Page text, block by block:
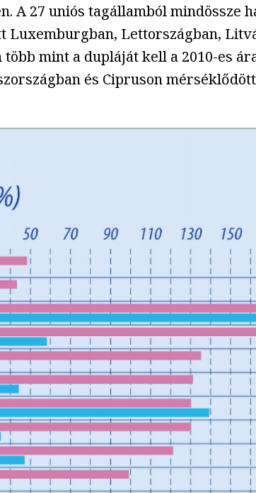
A 27 uniós tagállamból mindössze
Lettországban,
mint a dupláját kell a 2010-es
és Cipruson